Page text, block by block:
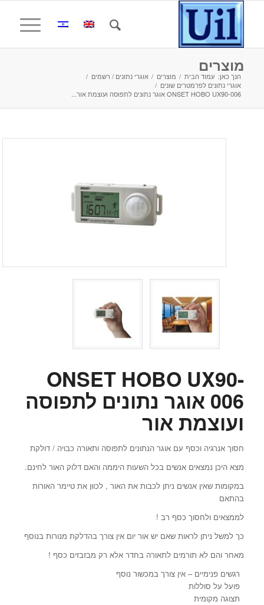
מוצרים
הנך כאן: עמוד הבית / מוצרים / אוגרי נתונים / רשמים /
אוגרי נתונים לפרמטרים שונים /
ONSET HOBO UX90-006 אוגר נתונים לתפוסה ועוצמת אור...
ONSET HOBO UX90-
006 אוגר נתונים לתפוסה
ועוצמת אור
חסוך אנרגיה וכסף עם אוגר הנתונים לתפוסה ותאורה כבויה / דולקת
מצא היכן נמצאים אנשים בכל השעות היממה והאם דלוק האור לחינם.
במקומות שאין אנשים ניתן לכבות את האור , לכוון את טיימר האורות
בהתאם
לממצאים ולחסוך כסף רב !
כך למשל ניתן לראות שאם יש אור יום אין צורך בהדלקת מנורות בנוסף
מאחר והם לא תורמים לתאורה בחדר אלא רק מבזבזים כסף !
רגשים פנימיים – אין צורך במכשור נוסף
פועל על סוללות
תצוגה מקומית